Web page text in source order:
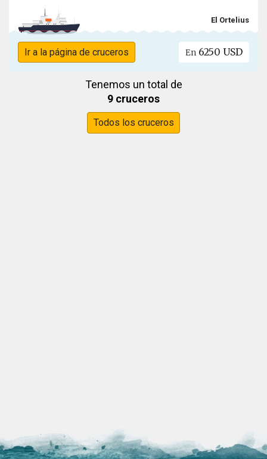
El Ortelius
Ir a la página de cruceros En 6250 USD
Tenemos un total de
9 cruceros
Todos los cruceros